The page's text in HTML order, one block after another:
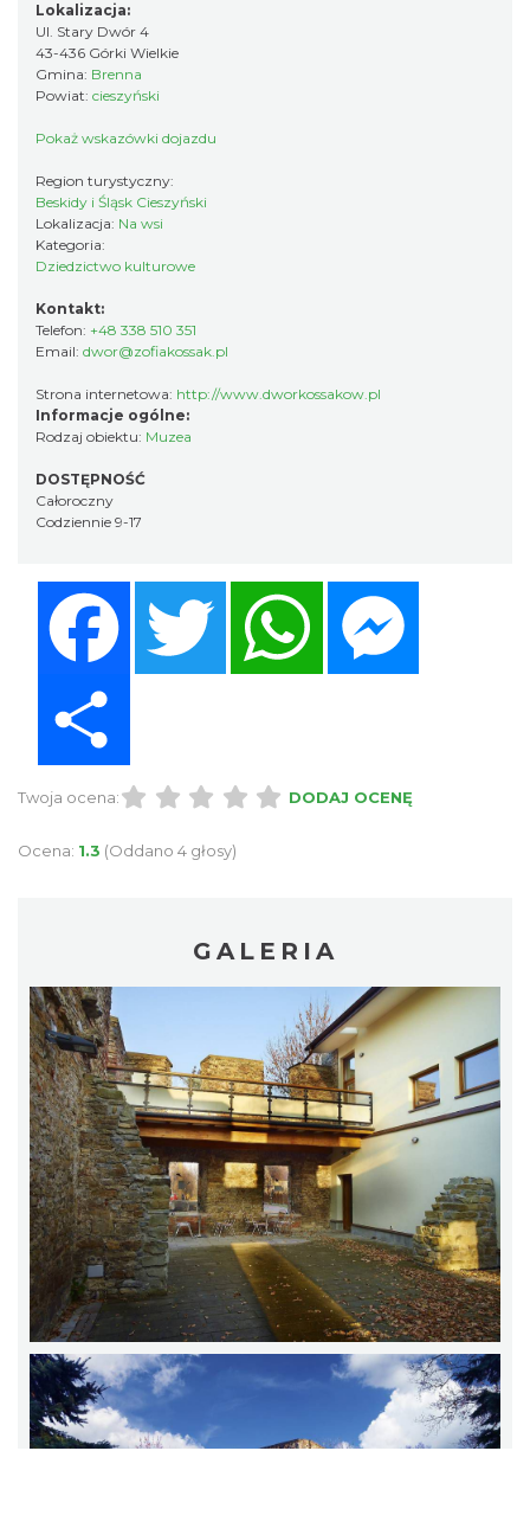
Lokalizacja:
Ul. Stary Dwór 4
43-436 Górki Wielkie
Gmina: Brenna
Powiat: cieszyński
Pokaż wskazówki dojazdu
Region turystyczny:
Beskidy i Śląsk Cieszyński
Lokalizacja: Na wsi
Kategoria:
Dziedzictwo kulturowe
Kontakt:
Telefon: +48 338 510 351
Email: dwor@zofiakossak.pl
Strona internetowa: http://www.dworkossakow.pl
Informacje ogólne:
Rodzaj obiektu: Muzea
DOSTĘPNOŚĆ
Całoroczny
Codziennie 9-17
Twitter WhatsApp
Twoja ocena: DODAJ OCENĘ
Ocena: 1.3 (Oddano 4 głosy)
GALERIA